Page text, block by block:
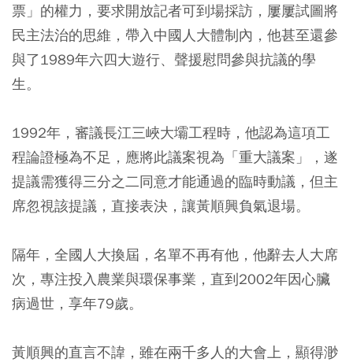
票」的權力，要求開放記者可到場採訪，屢屢試圖將
民主法治的思維，帶入中國人大體制內，他甚至還參
與了1989年六四大遊行、聲援慰問參與抗議的學
生。
1992年，審議長江三峽大壩工程時，他認為這項工
程論證極為不足，應將此議案視為「重大議案」，遂
提議需獲得三分之二同意才能通過的臨時動議，但主
席忽視該提議，直接表決，讓黃順興負氣退場。
隔年，全國人大換屆，名單不再有他，他辭去人大席
次，專注投入農業與環保事業，直到2002年因心臟
病過世，享年79歲。
黃順興的直言不諱，雖在兩千多人的大會上，顯得渺